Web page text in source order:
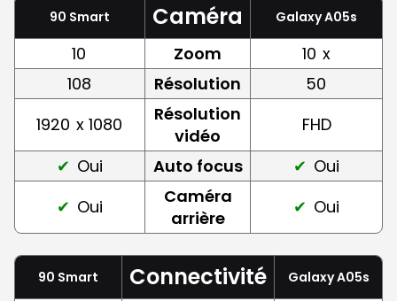
90 Smart Caméra Galaxy A05s
10 Zoom 10 x
108
Résolution
50
1920 x 1080
Résolution
vidéo
FHD
Oui
Auto focus
Oui
Oui
Caméra
arrière
Oui
90 Smart Connectivité Galaxy A05s